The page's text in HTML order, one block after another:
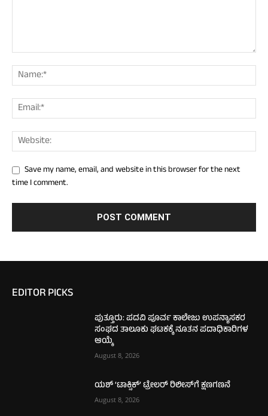
Save my name, email, and website in this browser for the next
time I comment.
EDITOR PICKS
ಪುತ್ತೂರು: ಪದವಿ ಪೂರ್ವ ಕಾಲೇಜು ಉಪನ್ಯಾಸಕರ
ಸಂಘದ ತಾಲೂಕು ಘಟಕಕ್ಕೆ ನೂತನ ಪದಾಧಿಕಾರಿಗಳ
ಆಯ್ಕೆ
August 8, 2026
ಯಶ್ ‘ಟಾಕ್ಸಿಕ್’ ಟ್ರೇಲರ್ ರಿಲೀಸ್‌ಗೆ ಕ್ಷಣಗಣನೆ
August 8, 2026